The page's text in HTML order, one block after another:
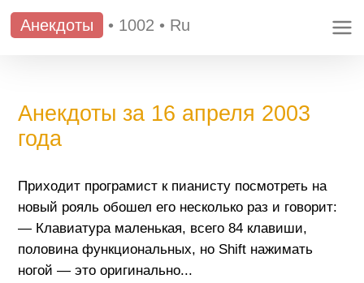
Анекдоты • 1002 • Ru
Анекдоты за 16 апреля 2003
года
Приходит програмист к пианисту посмотреть на
новый рояль обошел его несколько раз и говорит:
— Клавиатура маленькая, всего 84 клавиши,
половина функциональных, но Shift нажимать
ногой — это оригинально...